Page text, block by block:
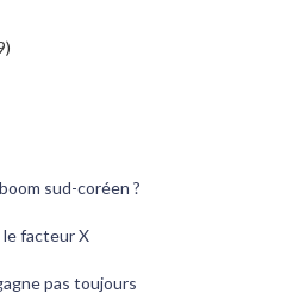
sud-coréen ?
le facteur X
pas toujours